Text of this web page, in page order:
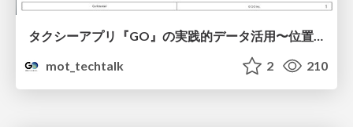
タクシーアプリ『GO』の実践的データ活用〜位置情報データの収集とStreamlitでの可視化〜
mot_techtalk
2 210